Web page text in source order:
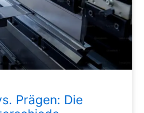
Prägen: Die